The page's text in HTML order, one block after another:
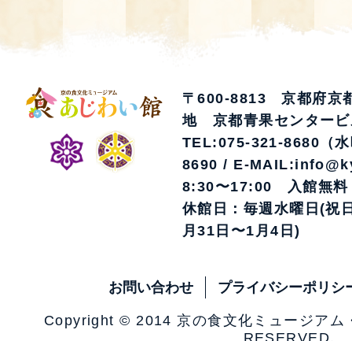
〒600-8813 京都府京
地 京都青果センタービ
TEL:075-321-8680（
8690 / E-
8:30〜17:00 入館無料
休館日：毎週水曜日(祝
月31日〜1月4日)
お問い合わせ プライバシーポリシ
Copyright © 2014 京の食文化ミュージア
RESERVED.